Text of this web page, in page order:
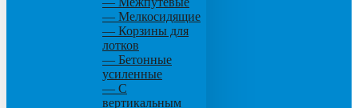
— Мелкосидящие
— Корзины для
лотков
— Бетонные
усиленные
— С
вертикальным